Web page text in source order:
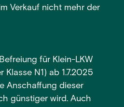
Verkauf nicht mehr der
für Klein-LKW
N1) ab 1.7.2025
Anschaffung dieser
günstiger wird. Auch